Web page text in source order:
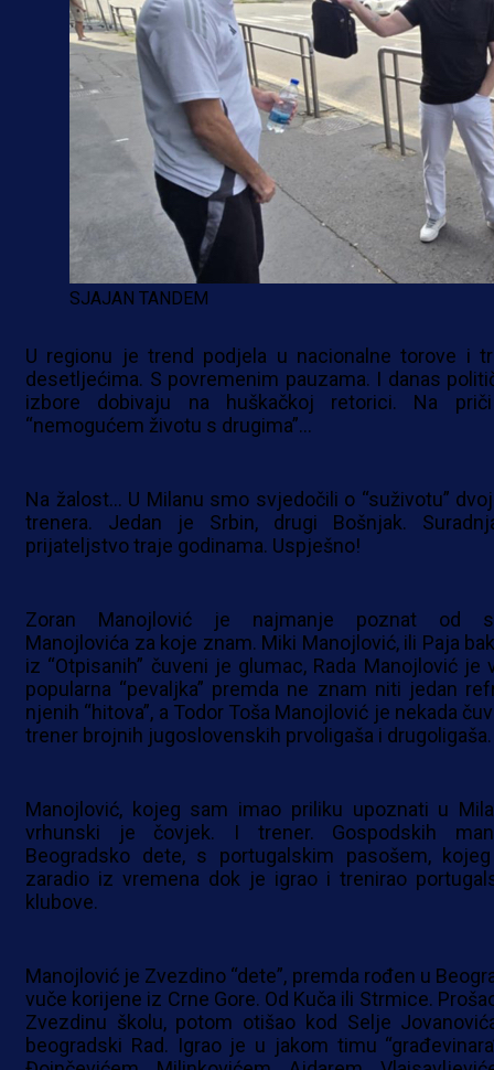
SJAJAN TANDEM
U regionu je trend podjela u nacionalne torove i
desetljećima. S povremenim pauzama. I danas
izbore dobivaju na huškačkoj retorici. Na
“nemogućem životu s drugima”…
Na žalost… U Milanu smo svjedočili o “suživotu”
trenera. Jedan je Srbin, drugi Bošnjak.
prijateljstvo traje godinama. Uspješno!
Zoran Manojlović je najmanje poznat od
Manojlovića za koje znam. Miki Manojlović, ili Paja
iz “Otpisanih” čuveni je glumac, Rada Manojlović je
popularna “pevaljka” premda ne znam niti jedan
njenih “hitova”, a Todor Toša Manojlović je nekada
trener brojnih jugoslovenskih prvoligaša i drugoligaša.
Manojlović, kojeg sam imao priliku upoznati u
vrhunski je čovjek. I trener. Gospodskih
Beogradsko dete, s portugalskim pasošem,
zaradio iz vremena dok je igrao i trenirao
klubove.
Manojlović je Zvezdino “dete”, premda rođen u
vuče korijene iz Crne Gore. Od Kuča ili Strmice.
Zvezdinu školu, potom otišao kod Selje
beogradski Rad. Igrao je u jakom timu